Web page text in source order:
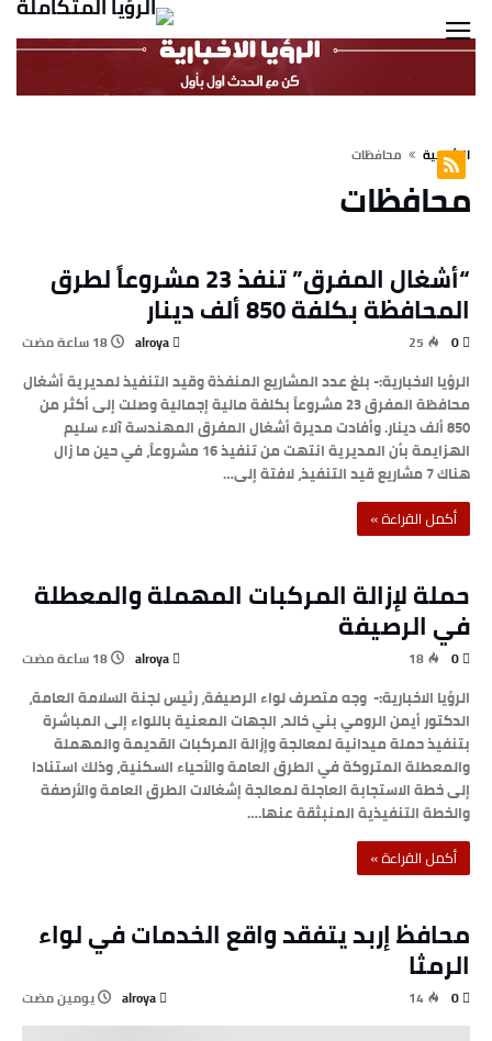
‫الرئيسية‬ محافظات
محافظات
“أشغال المفرق” تنفذ 23 مشروعاً لطرق
المحافظة بكلفة 850 ألف دينار
25
الرؤيا الاخبارية:- بلغ عدد المشاريع المنفذة وقيد التنفيذ لمديرية أشغال
محافظة المفرق 23 مشروعاً بكلفة مالية إجمالية وصلت إلى أكثر من
850 ألف دينار. وأفادت مديرة أشغال المفرق المهندسة آلاء سليم
الهزايمة بأن المديرية انتهت من تنفيذ 16 مشروعاً، في حين ما زال
هناك 7 مشاريع قيد التنفيذ، لافتة إلى…
‫أكمل القراءة »‬
حملة لإزالة المركبات المهملة والمعطلة
في الرصيفة
18
الرؤيا الاخبارية:- وجه متصرف لواء الرصيفة، رئيس لجنة السلامة العامة،
الدكتور أيمن الرومي بني خالد، الجهات المعنية باللواء إلى المباشرة
بتنفيذ حملة ميدانية لمعالجة وإزالة المركبات القديمة والمهملة
والمعطلة المتروكة في الطرق العامة والأحياء السكنية، وذلك استنادا
إلى خطة الاستجابة العاجلة لمعالجة إشغالات الطرق العامة والأرصفة
والخطة التنفيذية المنبثقة عنها.…
‫أكمل القراءة »‬
محافظ إربد يتفقد واقع الخدمات في لواء
الرمثا
‫‫‫‏‫يومين مضت‬ 14